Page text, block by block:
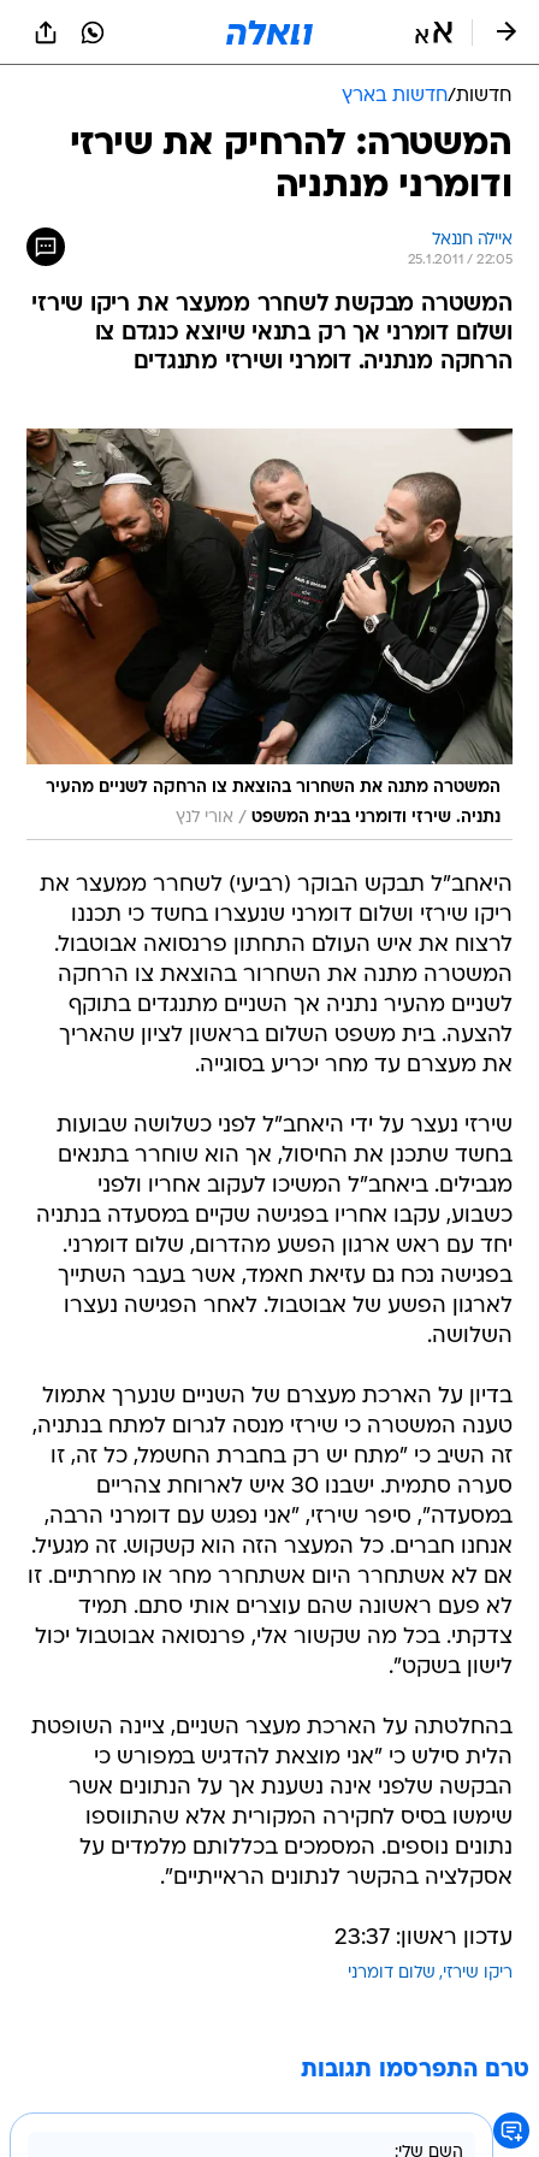
חדשות/חדשות בארץ
המשטרה: להרחיק את שירזי
ודומרני מנתניה
איילה חננאל
25.1.2011 / 22:05
המשטרה מבקשת לשחרר ממעצר את ריקו שירזי
ושלום דומרני אך רק בתנאי שיוצא כנגדם צו
הרחקה מנתניה. דומרני ושירזי מתנגדים
המשטרה מתנה את השחרור בהוצאת צו הרחקה לשניים מהעיר
נתניה. שירזי ודומרני בבית המשפט / אורי לנץ
היאחב"ל תבקש הבוקר (רביעי) לשחרר ממעצר את
ריקו שירזי ושלום דומרני שנעצרו בחשד כי תכננו
לרצוח את איש העולם התחתון פרנסואה אבוטבול.
המשטרה מתנה את השחרור בהוצאת צו הרחקה
לשניים מהעיר נתניה אך השניים מתנגדים בתוקף
להצעה. בית משפט השלום בראשון לציון שהאריך
את מעצרם עד מחר יכריע בסוגייה.
שירזי נעצר על ידי היאחב"ל לפני כשלושה שבועות
בחשד שתכנן את החיסול, אך הוא שוחרר בתנאים
מגבילים. ביאחב"ל המשיכו לעקוב אחריו ולפני
כשבוע, עקבו אחריו בפגישה שקיים במסעדה בנתניה
יחד עם ראש ארגון הפשע מהדרום, שלום דומרני.
בפגישה נכח גם עזיאת חאמד, אשר בעבר השתייך
לארגון הפשע של אבוטבול. לאחר הפגישה נעצרו
השלושה.
בדיון על הארכת מעצרם של השניים שנערך אתמול
טענה המשטרה כי שירזי מנסה לגרום למתח בנתניה,
זה השיב כי "מתח יש רק בחברת החשמל, כל זה, זו
סערה סתמית. ישבנו 30 איש לארוחת צהריים
במסעדה", סיפר שירזי, "אני נפגש עם דומרני הרבה,
אנחנו חברים. כל המעצר הזה הוא קשקוש. זה מגעיל.
אם לא אשתחרר היום אשתחרר מחר או מחרתיים. זו
לא פעם ראשונה שהם עוצרים אותי סתם. תמיד
צדקתי. בכל מה שקשור אלי, פרנסואה אבוטבול יכול
לישון בשקט".
בהחלטתה על הארכת מעצר השניים, ציינה השופטת
הלית סילש כי "אני מוצאת להדגיש במפורש כי
הבקשה שלפני אינה נשענת אך על הנתונים אשר
שימשו בסיס לחקירה המקורית אלא שהתווספו
נתונים נוספים. המסמכים בכללותם מלמדים על
אסקלציה בהקשר לנתונים הראייתיים".
עדכון ראשון: 23:37
ריקו שירזי שלום דומרני
טרם התפרסמו תגובות